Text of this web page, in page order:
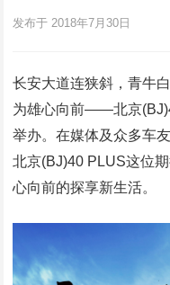
发布于 2018年7月30日
长安大道连狭斜，青牛
为雄心向前——北京
举办。在媒体及众多车
北京(BJ)40 PLUS这位
心向前的探享新生活。